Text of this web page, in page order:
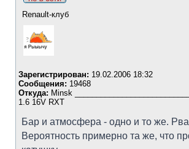
Renault-клуб
Зарегистрирован: 19.02.2006 18:32
Сообщения: 19468
Откуда: Minsk
1.6 16V RXT
Бар и атмосфера - одно и то же.
Вероятность примерно та же, что